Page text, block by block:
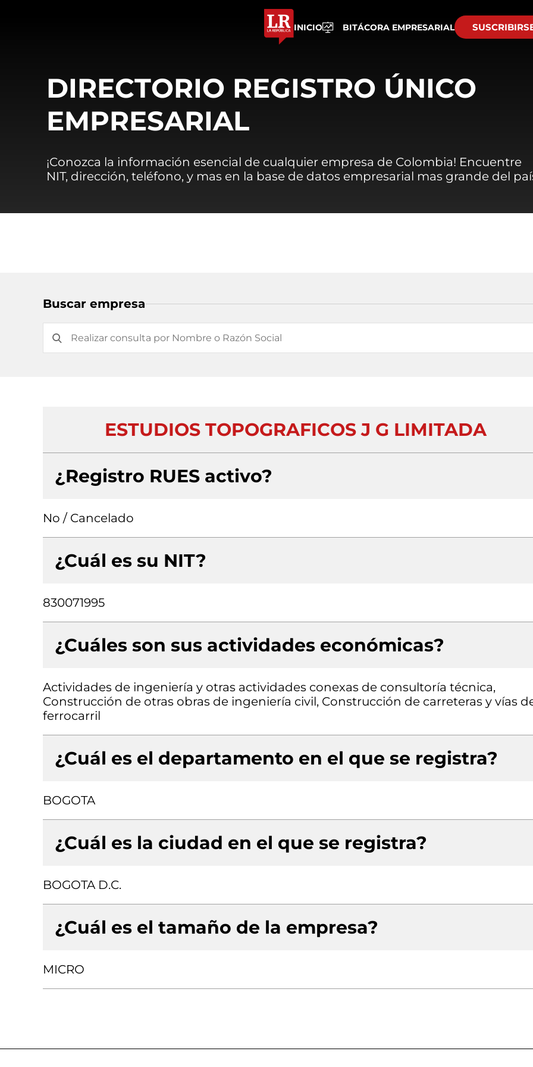
INICIO BITÁCORA EMPRESARIAL
DIRECTORIO REGISTRO ÚNICO
EMPRESARIAL
¡Conozca la información esencial de cualquier empresa de Colombia! Encuentre
NIT, dirección, teléfono, y mas en la base de datos empresarial mas grande del
Buscar empresa
ESTUDIOS TOPOGRAFICOS J G LIMITADA
¿Registro RUES activo?
No / Cancelado
¿Cuál es su NIT?
830071995
¿Cuáles son sus actividades económicas?
Actividades de ingeniería y otras actividades conexas de consultoría técnica,
Construcción de otras obras de ingeniería civil, Construcción de carreteras y vías
ferrocarril
¿Cuál es el departamento en el que se registra?
BOGOTA
¿Cuál es la ciudad en el que se registra?
BOGOTA D.C.
¿Cuál es el tamaño de la empresa?
MICRO